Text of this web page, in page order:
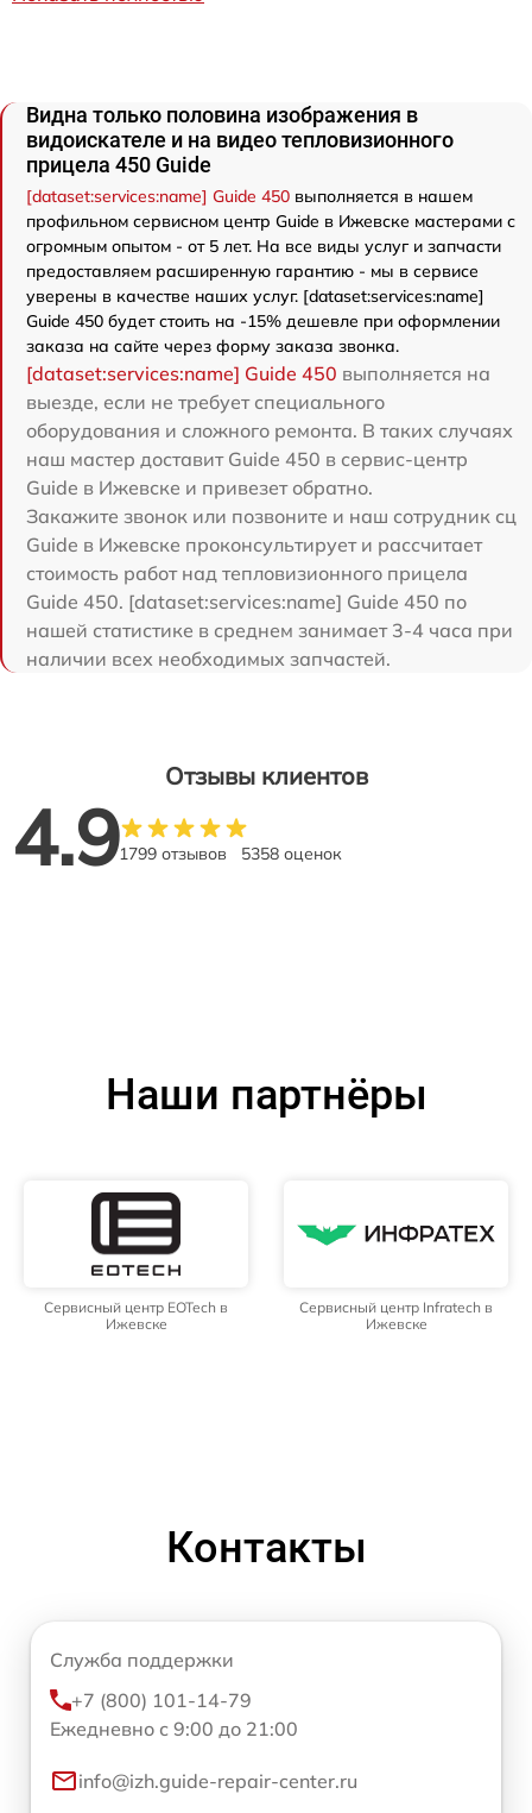
Видна только половина изображения в
видоискателе и на видео тепловизионного
прицела 450 Guide
[dataset:services:name] Guide 450 выполняется в нашем
профильном сервисном центр Guide в Ижевске мастерами с
огромным опытом - от 5 лет. На все виды услуг и запчасти
предоставляем расширенную гарантию - мы в сервисе
уверены в качестве наших услуг. [dataset:services:name]
Guide 450 будет стоить на -15% дешевле при оформлении
заказа на сайте через форму заказа звонка.
[dataset:services:name] Guide 450 выполняется на
выезде, если не требует специального
оборудования и сложного ремонта. В таких случаях
наш мастер доставит Guide 450 в сервис-центр
Guide в Ижевске и привезет обратно.
Закажите звонок или позвоните и наш сотрудник сц
Guide в Ижевске проконсультирует и рассчитает
стоимость работ над тепловизионного прицела
Guide 450. [dataset:services:name] Guide 450 по
нашей статистике в среднем занимает 3-4 часа при
наличии всех необходимых запчастей.
Отзывы клиентов
4.91799 отзывов 5358 оценок
Наши партнёры
Сервисный центр EOTech в
Ижевске
Сервисный центр Infratech в
Ижевске
Контакты
Служба поддержки
+7 (800) 101-14-79
Ежедневно с 9:00 до 21:00
info@izh.guide-repair-center.ru